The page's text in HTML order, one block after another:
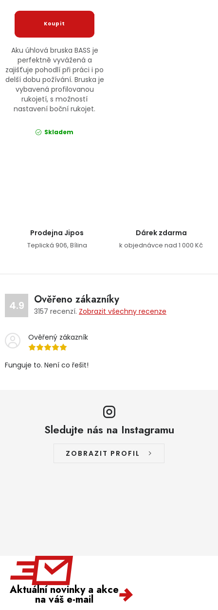
Aku úhlová bruska BASS je
perfektně vyvážená a
zajišťuje pohodlí při práci i po
delší dobu požívání. Bruska je
vybavená profilovanou
rukojetí, s možností
nastavení boční rukojet.
Skladem
Prodejna Jipos
Teplická 906, Bílina
Dárek zdarma
k objednávce nad 1 000 Kč
4.9 Ověřeno zákazníky
3157 recenzí. Zobrazit všechny recenze
Ověřený zákazník
Funguje to. Není co řešit!
Sledujte nás na Instagramu
ZOBRAZIT PROFIL
Aktuální novinky a akce
na váš e-mail